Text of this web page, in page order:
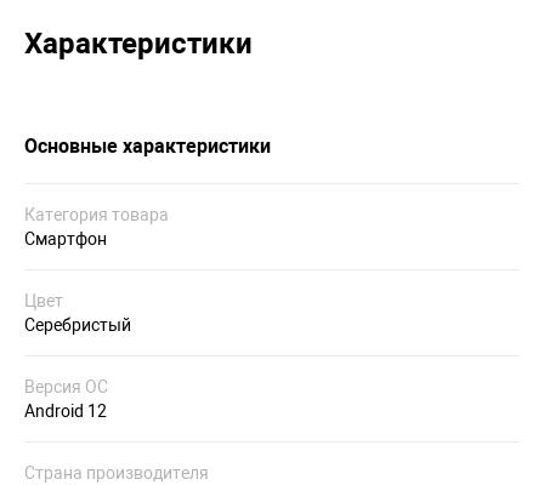
Характеристики
Основные характеристики
Категория товара
Смартфон
Цвет
Серебристый
Версия ОС
Android 12
Страна производителя